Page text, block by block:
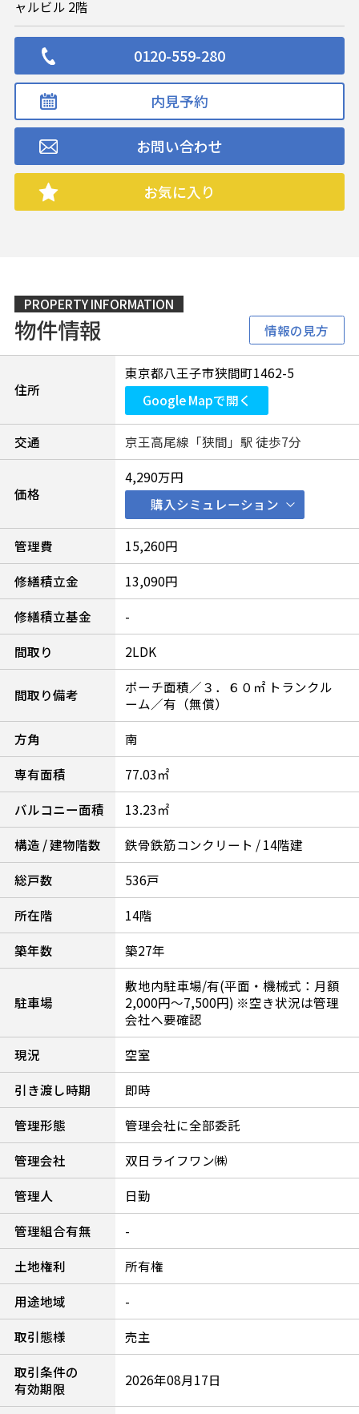
ャルビル 2階
0120-559-280
内見予約
お問い合わせ
お気に入り
PROPERTY INFORMATION
物件情報 情報の見方
住所
東京都八王子市狭間町1462-5
Google Mapで開く
交通 京王高尾線「狭間」駅 徒歩7分
価格
4,290万円
購入シミュレーション
管理費
15,260円
修繕積立金
13,090円
修繕積立基金
-
間取り
2LDK
間取り備考
ポーチ面積／３．６０㎡ トランクル
ーム／有（無償）
方角
南
専有面積
77.03㎡
バルコニー面積
13.23㎡
構造 / 建物階数
鉄骨鉄筋コンクリート / 14階建
総戸数
536戸
所在階
14階
築年数
築27年
駐車場
敷地内駐車場/有(平面・機械式：月額
2,000円～7,500円) ※空き状況は管理
会社へ要確認
現況
空室
引き渡し時期
即時
管理形態
管理会社に全部委託
管理会社
双日ライフワン㈱
管理人
日勤
管理組合有無
-
土地権利
所有権
用途地域
-
取引態様
売主
取引条件の
有効期限
2026年08月17日